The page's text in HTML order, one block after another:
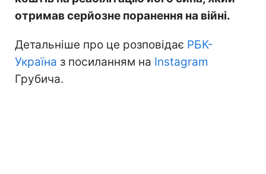
отримав серйозне поранення на війні.
Детальніше про це розповідає РБК-
Україна з посиланням на Instagram
Грубича.